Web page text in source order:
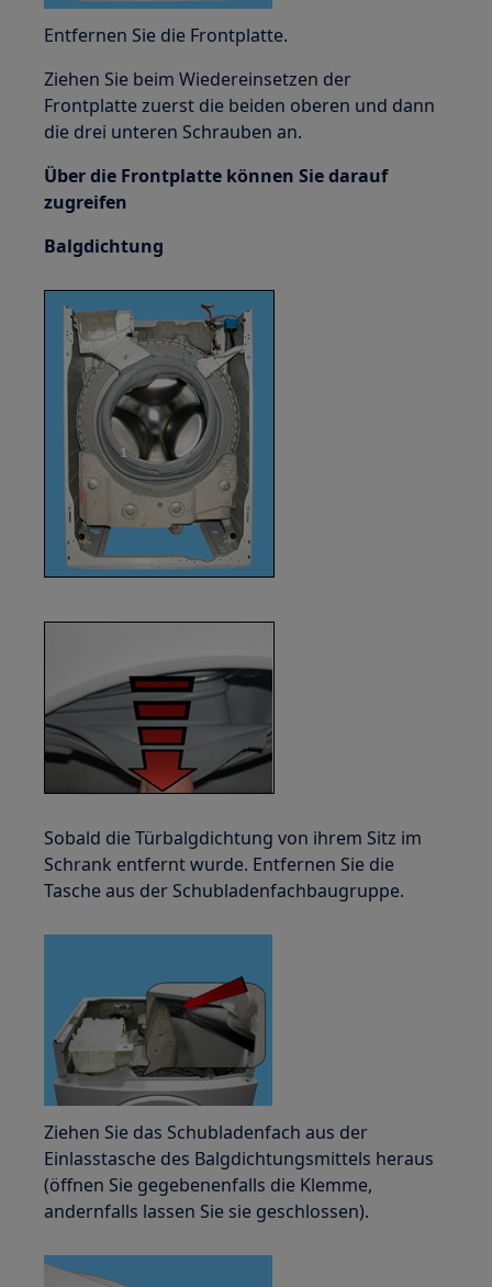
Entfernen Sie die Frontplatte.
Ziehen Sie beim Wiedereinsetzen der
Frontplatte zuerst die beiden oberen und dann
die drei unteren Schrauben an.
Über die Frontplatte können Sie darauf
zugreifen
Balgdichtung
Sobald die Türbalgdichtung von ihrem Sitz im
Schrank entfernt wurde. Entfernen Sie die
Tasche aus der Schubladenfachbaugruppe.
Ziehen Sie das Schubladenfach aus der
Einlasstasche des Balgdichtungsmittels heraus
(öffnen Sie gegebenenfalls die Klemme,
andernfalls lassen Sie sie geschlossen).